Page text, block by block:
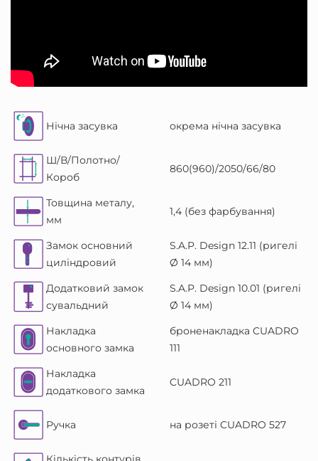
Нічна засувка окрема нічна засувка
Ш/В/Полотно/
Короб
860(960)/2050/66/80
Товщина металу,
мм
1,4 (без фарбування)
Замок основний
циліндровий
S.A.P. Design 12.11 (ригелі
Ø 14 мм)
Додатковий замок
сувальдний
S.A.P. Design 10.01 (ригелі
Ø 14 мм)
Накладка
основного замка
броненакладка CUADRO
111
Накладка
додаткового замка
CUADRO 211
Ручка на розеті CUADRO 527